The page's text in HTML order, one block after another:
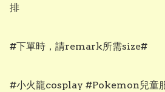
排
#下單時，請remark所需size#
#小火龍cosplay #Pokemon兒童